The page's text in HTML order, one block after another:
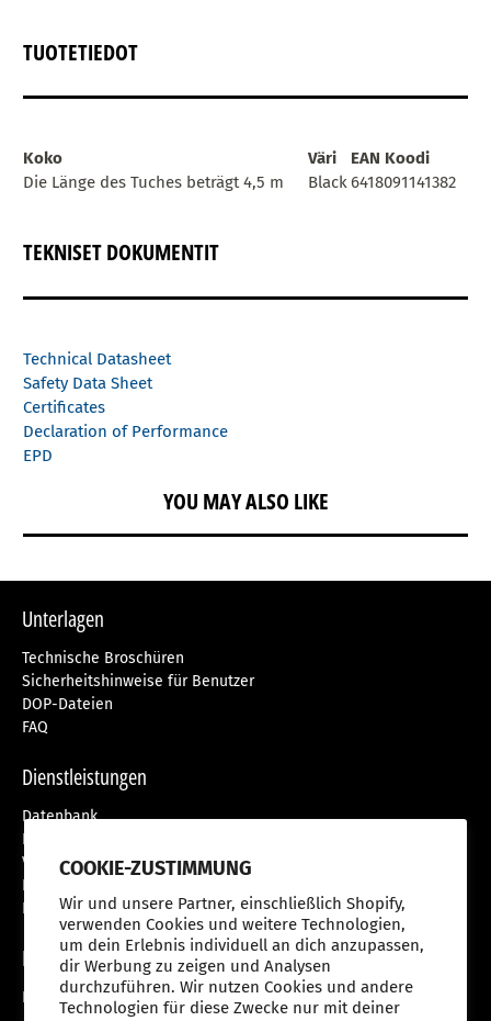
COOKIE-ZUSTIMMUNG
Wir und unsere Partner, einschließlich Shopify,
verwenden Cookies und weitere Technologien,
um dein Erlebnis individuell an dich anzupassen,
dir Werbung zu zeigen und Analysen
durchzuführen. Wir nutzen Cookies und andere
Technologien für diese Zwecke nur mit deiner
TUOTETIEDOT
Koko Väri
EAN Koodi
Die Länge des Tuches beträgt 4,5 m
Black6418091141382
TEKNISET DOKUMENTIT
Technical Datasheet
Safety Data Sheet
Certificates
Declaration of Performance
EPD
YOU MAY ALSO LIKE
Unterlagen
Technische Broschüren
Sicherheitshinweise für Benutzer
DOP-Dateien
FAQ
Dienstleistungen
Datenbank
Kundendienst
Versiegelungsanleitung
Eingestellte Produkte
Nutzungsbedingungen
Produktwebsites
Produktwebsites